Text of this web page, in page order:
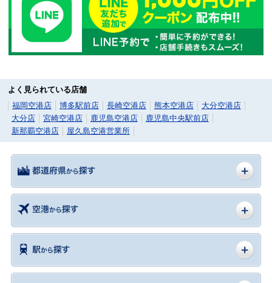
よく見られている店舗
福岡空港店
博多駅前店 長崎空港店 熊本空港店
大分空港店
大分店
宮崎空港店 鹿児島空港店
鹿児島中央駅前店
新那覇空港店
屋久島空港営業所